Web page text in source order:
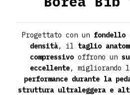
Progettato con un fondello
densità, il taglio
compressivo offrono un
eccellente, migliorando
performance durante la
struttura ultraleggera e